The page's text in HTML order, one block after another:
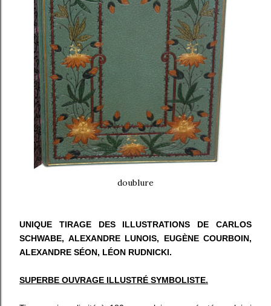
doublure
UNIQUE TIRAGE DES ILLUSTRATIONS DE CARLOS
SCHWABE, ALEXANDRE LUNOIS, EUGÈNE COURBOIN,
ALEXANDRE SÉON, LÉON RUDNICKI.
SUPERBE OUVRAGE ILLUSTRÉ SYMBOLISTE.